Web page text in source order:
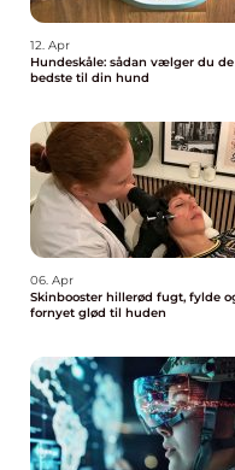
12. Apr
Hundeskåle: sådan vælger du de
bedste til din hund
06. Apr
Skinbooster hillerød fugt, fylde og
fornyet glød til huden